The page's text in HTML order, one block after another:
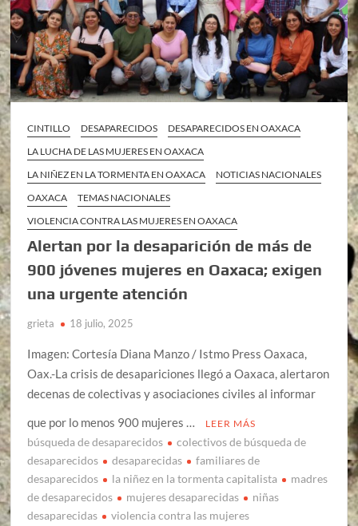
CINTILLO DESAPARECIDOS
DESAPARECIDOS EN OAXACA
LA LUCHA DE LAS MUJERES EN OAXACA
LA NIÑEZ EN LA TORMENTA EN OAXACA
NOTICIAS NACIONALES
OAXACA
TEMAS NACIONALES
VIOLENCIA CONTRA LAS MUJERES EN OAXACA
Alertan por la desaparición de más de
900 jóvenes mujeres en Oaxaca; exigen
una urgente atención
grieta 18 julio, 2025
Imagen: Cortesía Diana Manzo / Istmo Press Oaxaca,
Oax.-La crisis de desapariciones llegó a Oaxaca, alertaron
decenas de colectivas y asociaciones civiles al informar
que por lo menos 900 mujeres …
LEER MÁS
búsqueda de desaparecidos
colectivos de búsqueda de
desaparecidos
desaparecidas
familiares de
desaparecidos
la niñez en la tormenta capitalista
madres
de desaparecidos
mujeres desaparecidas
niñas
desaparecidas
violencia contra las mujeres